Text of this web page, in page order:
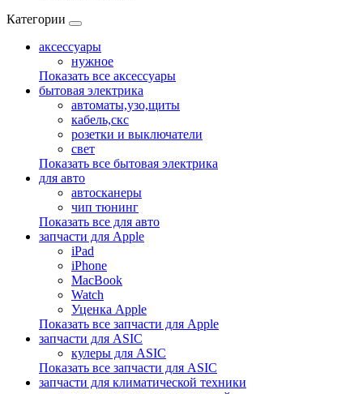
Категории
аксессуары
нужное
Показать все аксессуары
бытовая электрика
автоматы,узо,щиты
кабель,скс
розетки и выключатели
свет
Показать все бытовая электрика
для авто
автосканеры
чип тюнинг
Показать все для авто
запчасти для Apple
iPad
iPhone
MacBook
Watch
Уценка Apple
Показать все запчасти для Apple
запчасти для ASIC
кулеры для ASIC
Показать все запчасти для ASIC
запчасти для климатической техники